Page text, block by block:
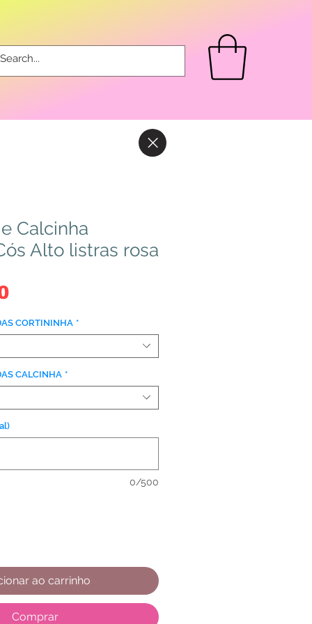
Calcinha
Alto listras rosa
Preço
CORTININHA *
CALCINHA *
0/500
ao carrinho
Comprar